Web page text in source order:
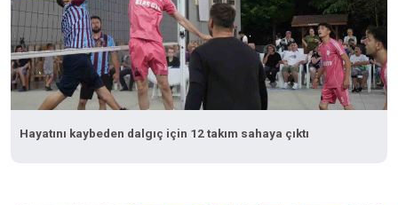
Hayatını kaybeden dalgıç için 12 takım sahaya çıktı